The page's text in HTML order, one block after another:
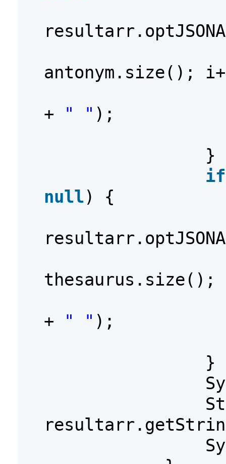
antonym.size();
+ " " );
}
if
null) {
+ " " );
}